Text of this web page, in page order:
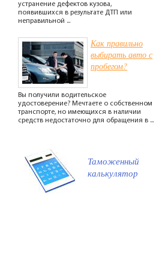
устранение дефектов кузова,
появившихся в результате ДТП или
неправильной ...
Как правильно
выбирать авто с
пробегом?
Вы получили водительское
удостоверение? Мечтаете о собственном
транспорте, но имеющихся в наличии
средств недостаточно для обращения в ...
Таможенный
калькулятор